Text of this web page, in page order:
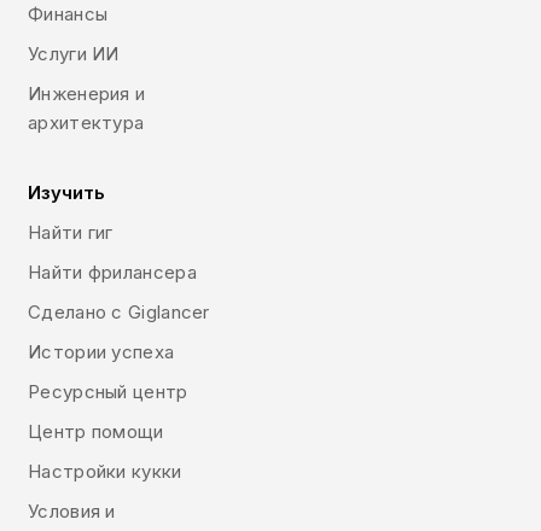
Финансы
Услуги ИИ
Инженерия и
архитектура
Изучить
Найти гиг
Найти фрилансера
Сделано с Giglancer
Истории успеха
Ресурсный центр
Центр помощи
Настройки кукки
Условия и